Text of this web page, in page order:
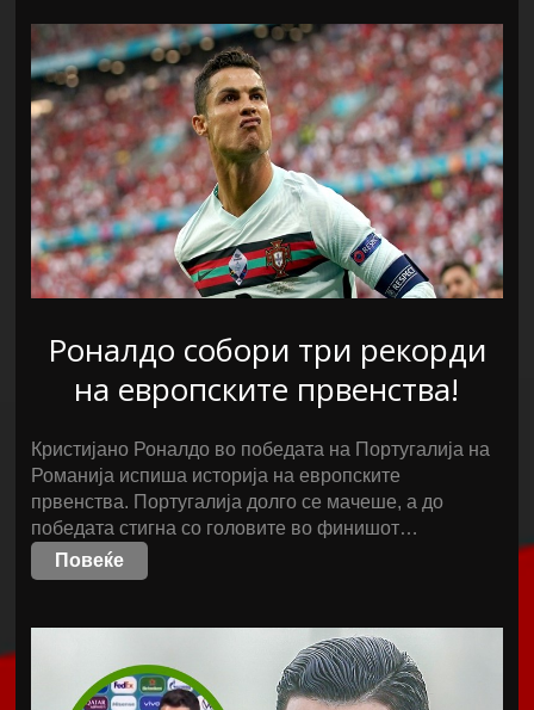
Роналдо собори три рекорди
на европските првенства!
Кристијано Роналдо во победата на Португалија на
Романија испиша историја на европските
првенства. Португалија долго се мачеше, а до
победата стигна со головите во финишот…
Повеќе